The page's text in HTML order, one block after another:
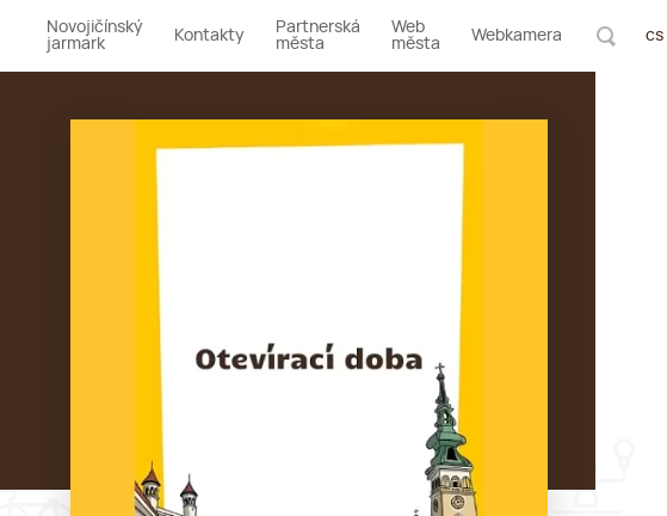
Novojičínský
jarmark
Kontakty
Partnerská
města
Web
města
Webkamera cs